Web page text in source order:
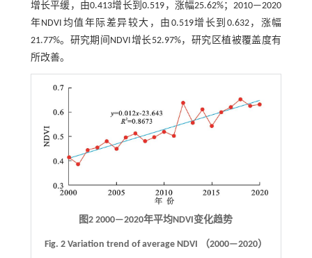
增长平缓，由0.413增长到0.519，涨幅25.62%；2010—2020
年NDVI均值年际差异较大，由0.519增长到0.632，涨幅
21.77%。研究期间NDVI增长52.97%，研究区植被覆盖度有
所改善。
图2 2000—2020年平均NDVI变化趋势
Fig. 2 Variation trend of average NDVI （2000—2020）